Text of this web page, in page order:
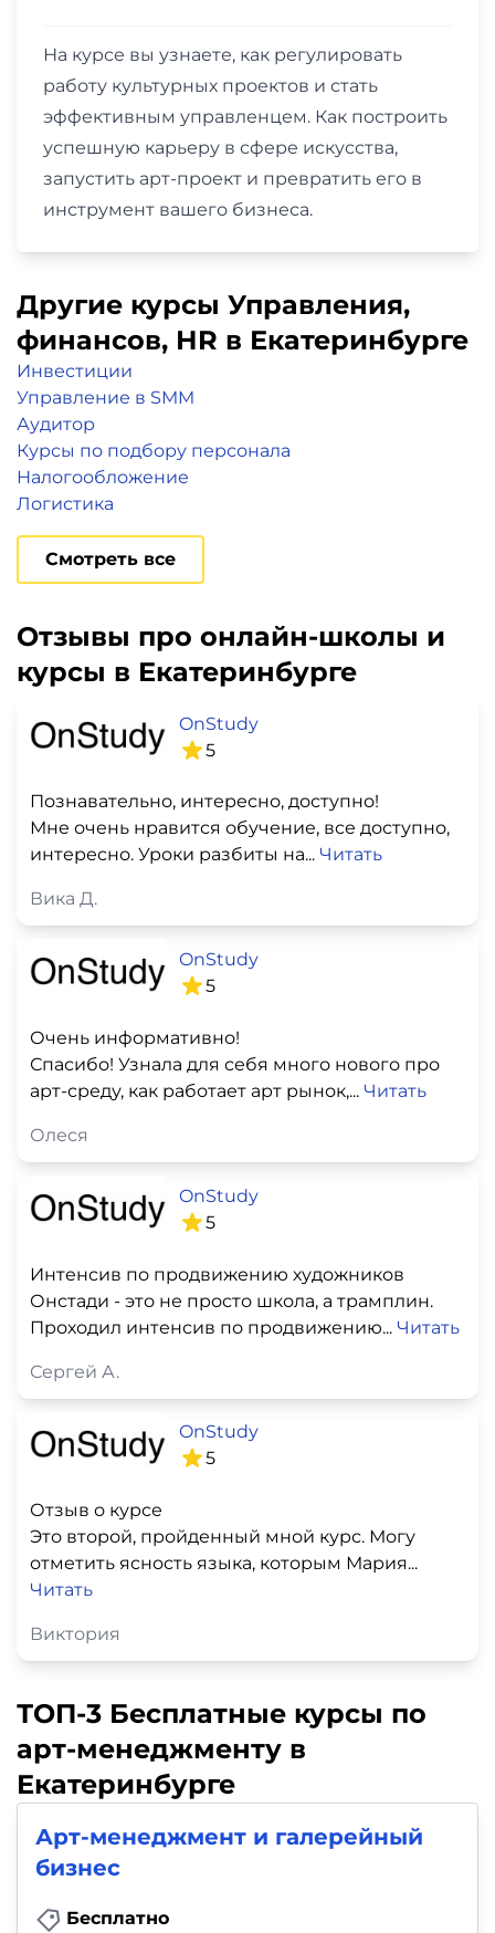
На курсе вы узнаете, как регулировать
работу культурных проектов и стать
эффективным управленцем. Как построить
успешную карьеру в сфере искусства,
запустить арт-проект и превратить его в
инструмент вашего бизнеса.
Другие курсы Управления,
финансов, НR в Екатеринбурге
Инвестиции
Управление в SMM
Аудитор
Курсы по подбору персонала
Налогообложение
Логистика
Смотреть все
Отзывы про онлайн-школы и
курсы в Екатеринбурге
OnStudy
5
Познавательно, интересно, доступно!
Мне очень нравится обучение, все доступно,
интересно. Уроки разбиты на... Читать
Вика Д.
OnStudy
5
Очень информативно!
Спасибо! Узнала для себя много нового про
арт-среду, как работает арт рынок,... Читать
Олеся
OnStudy
5
Интенсив по продвижению художников
Онстади - это не просто школа, а трамплин.
Проходил интенсив по продвижению... Читать
Сергей А.
OnStudy
5
Отзыв о курсе
Это второй, пройденный мной курс. Могу
отметить ясность языка, которым Мария...
Читать
Виктория
ТОП-3 Бесплатные курсы по
арт-менеджменту в
Екатеринбурге
Арт-менеджмент и галерейный
бизнес
Бесплатно